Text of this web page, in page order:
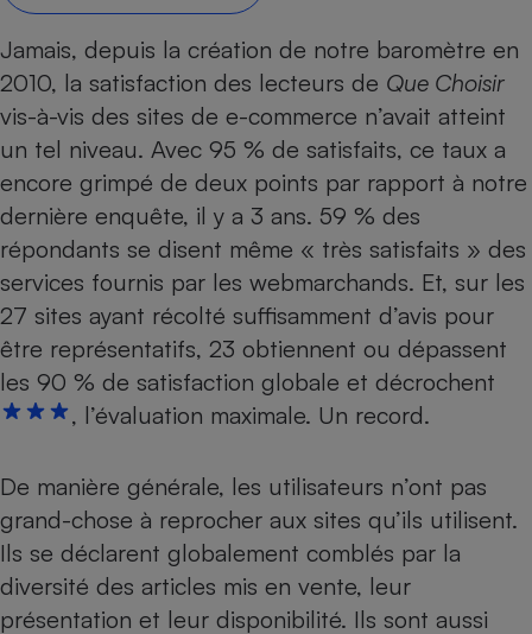
Jamais, depuis la création de notre baromètre en
2010, la satisfaction des lecteurs de Que Choisir
vis-à-vis des sites de e-commerce n’avait atteint
un tel niveau. Avec 95 % de satisfaits, ce taux a
encore grimpé de deux points par rapport à notre
dernière enquête, il y a 3 ans. 59 % des
répondants se disent même « très satisfaits » des
services fournis par les webmarchands. Et, sur les
27 sites ayant récolté suffisamment d’avis pour
être représentatifs, 23 obtiennent ou dépassent
les 90 % de satisfaction globale et décrochent
, l’évaluation maximale. Un record.
De manière générale, les utilisateurs n’ont pas
grand-chose à reprocher aux sites qu’ils utilisent.
Ils se déclarent globalement comblés par la
diversité des articles mis en vente, leur
présentation et leur disponibilité. Ils sont aussi
Complément
alimentaire
bouteille
Assurance emprunteur
Banque
Petit électroménager -
Lave-linge
Plaque de cuisson à
induction
Téléviseur
Téléphone mobile -
Smartphone
Matelas
Mutuelle
Antimoustique